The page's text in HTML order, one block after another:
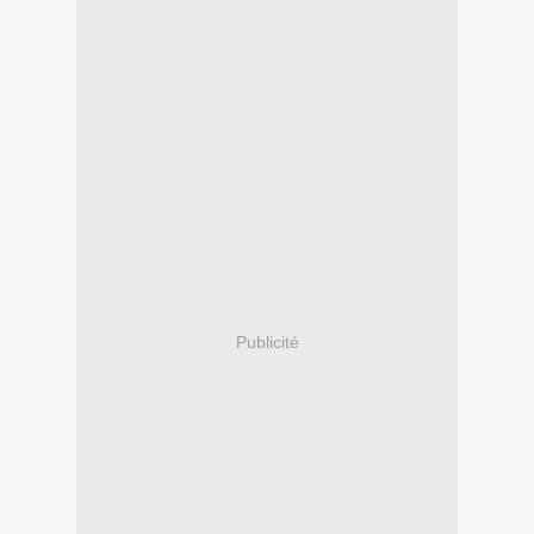
Publicité